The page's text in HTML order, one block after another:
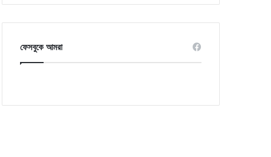
ফেসবুকে আমরা